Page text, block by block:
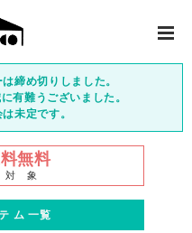
締め切りしました。
有難うございました。
未定です。
無料
象
ム 一覧